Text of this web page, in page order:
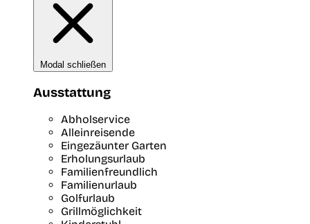
Modal schließen
Ausstattung
Abholservice
Alleinreisende
Eingezäunter Garten
Erholungsurlaub
Familienfreundlich
Familienurlaub
Golfurlaub
Grillmöglichkeit